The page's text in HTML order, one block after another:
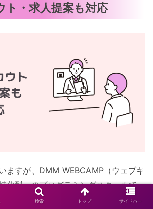
ト・求人提案も対応
ますが、DMM WEBCAMP（ウェブキ
化型」のプログラミングスクールで
検索 トップ サイドバー